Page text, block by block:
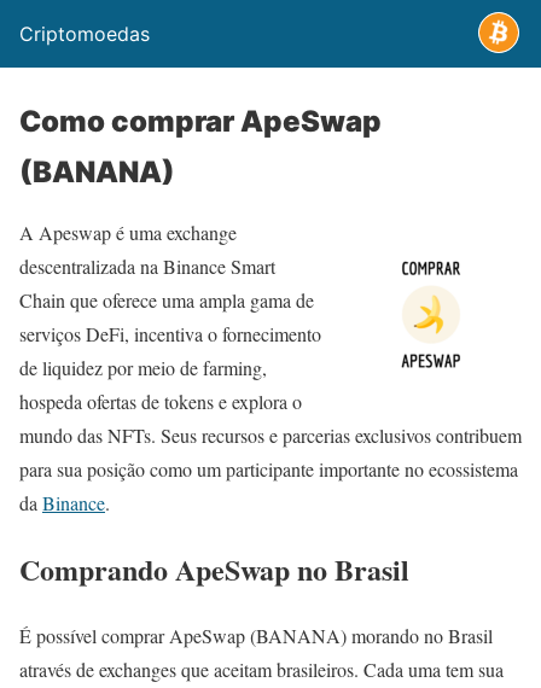
Criptomoedas
Como comprar ApeSwap
(BANANA)
A Apeswap é uma exchange
descentralizada na Binance Smart
Chain que oferece uma ampla gama de
serviços DeFi, incentiva o fornecimento
de liquidez por meio de farming,
hospeda ofertas de tokens e explora o
mundo das NFTs. Seus recursos e parcerias exclusivos contribuem
para sua posição como um participante importante no ecossistema
da Binance.
Comprando ApeSwap no Brasil
É possível comprar ApeSwap (BANANA) morando no Brasil
através de exchanges que aceitam brasileiros. Cada uma tem sua